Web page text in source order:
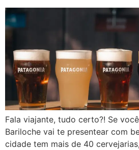
Fala viajante, tudo certo?! Se
Bariloche vai te presentear com
cidade tem mais de 40